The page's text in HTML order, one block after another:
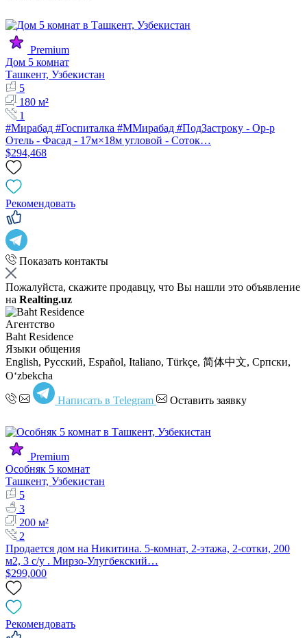
Premium
Дом 5 комнат
Ташкент, Узбекистан
5
180 м²
1
#Мирабад #Госпиталка #ММирабад #ПодЗастроку - Ор-р
Отель - Фасад - 17м×18м угловой - Соток…
$294,468
Рекомендовать
Показать контакты
Пожалуйста, скажите продавцу, что Вы нашли это объявление
на Realting.uz
Агентство
Baht Residence
Языки общения
English, Русский, Español, Italiano, Türkçe, 简体中文, Српски,
Oʻzbekcha
Написать в Telegram Оставить заявку
Premium
Особняк 5 комнат
Ташкент, Узбекистан
5
3
200 м²
2
Продается дом на Никитина. 5-комнат, 2-этажа, 2-сотки, 200
м2, 3 с/у . Мирзо-Улугбекский…
$299,000
Рекомендовать